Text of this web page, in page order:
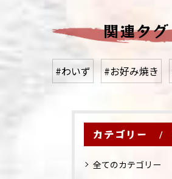
関連タグ
#わいず #お好み焼き
カテゴリー
全てのカテゴリー